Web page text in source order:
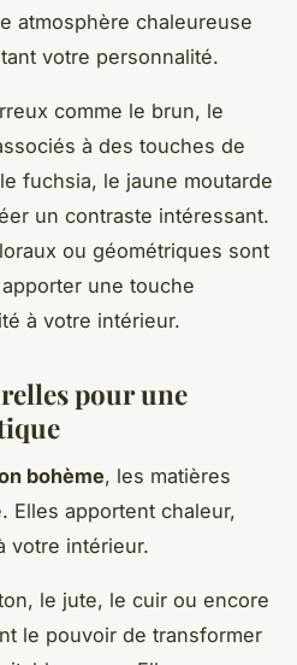
atmosphère chaleureuse
votre personnalité.
comme le brun, le
à des touches de
fuchsia, le jaune moutarde
un contraste intéressant.
ou géométriques sont
une touche
à votre intérieur.
pour une
bohème, les matières
Elles apportent chaleur,
votre intérieur.
le jute, le cuir ou encore
le pouvoir de transformer